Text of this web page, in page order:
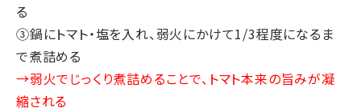
る
③鍋にトマト・塩を入れ、弱火にかけて1/3程度になるま
で煮詰める
→弱火でじっくり煮詰めることで、トマト本来の旨みが凝
縮される